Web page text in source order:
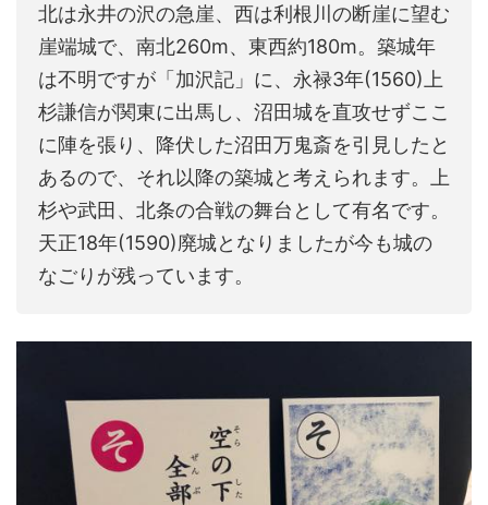
北は永井の沢の急崖、西は利根川の断崖に望む
崖端城で、南北260m、東西約180m。築城年
は不明ですが「加沢記」に、永禄3年(1560)上
杉謙信が関東に出馬し、沼田城を直攻せずここ
に陣を張り、降伏した沼田万鬼斎を引見したと
あるので、それ以降の築城と考えられます。上
杉や武田、北条の合戦の舞台として有名です。
天正18年(1590)廃城となりましたが今も城の
なごりが残っています。